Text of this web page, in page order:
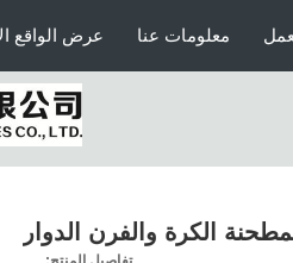
عرض الواقع معلومات عنا
الكرة والفرن الدوار